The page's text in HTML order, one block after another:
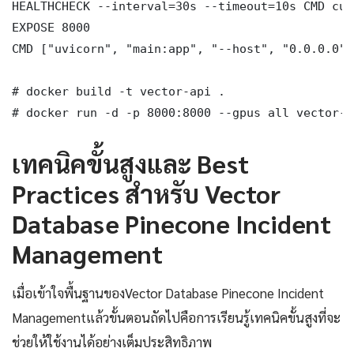
HEALTHCHECK --interval=30s --timeout=10s
EXPOSE 8000
CMD ["uvicorn", "main:app", "--host",
# docker build -t vector-api .
# docker run -d -p 8000:8000 --gpus all vector-
เทคนิคขั้นสูงและ Best
Practices สำหรับ Vector
Database Pinecone Incident
Management
เมื่อเข้าใจพื้นฐานของVector Database Pinecone Incident
Managementแล้วขั้นตอนถัดไปคือการเรียนรู้เทคนิคขั้นสูงที่จะ
ช่วยให้ใช้งานได้อย่างเต็มประสิทธิภาพ